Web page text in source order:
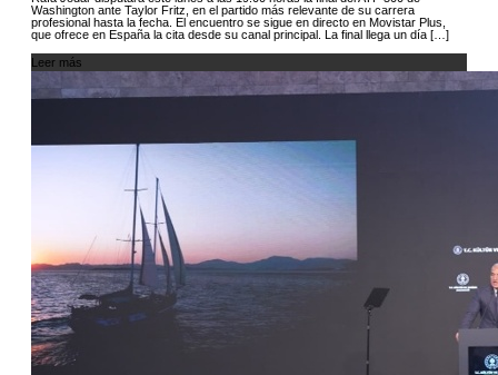
Washington ante Taylor Fritz, en el partido más relevante de su carrera
profesional hasta la fecha. El encuentro se sigue en directo en Movistar Plus,
que ofrece en España la cita desde su canal principal. La final llega un día […]
Leer más